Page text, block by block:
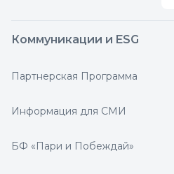
Коммуникации и ESG
Партнерская Программа
Информация для СМИ
БФ «Пари и Побеждай»